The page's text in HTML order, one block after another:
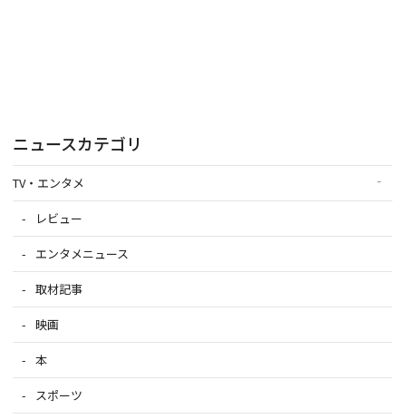
ニュースカテゴリ
TV・エンタメ
レビュー
エンタメニュース
取材記事
映画
本
スポーツ